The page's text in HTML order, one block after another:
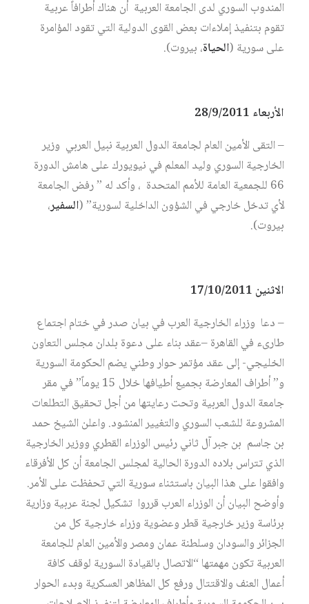
المندوب السوري لدى الجامعة العربية أن هناك أطرافاً عربية
تقوم بتنفيذ إملاءات بعض القوى الدولية التي تقود المؤامرة
على سورية (الحياة، بيروت).
الأربعاء 28/9/2011
– التقى الأمين العام لجامعة الدول العربية نبيل العربي وزير
الخارجية السوري وليد المعلم في نيويورك على هامش الدورة
66 للجمعية العامة للأمم المتحدة ، وأكد له ” رفض الجامعة
لأي تدخل خارجي في الشؤون الداخلية لسورية” (السفير،
بيروت).
الاثنين 17/10/2011
– دعا وزراء الخارجية العرب في بيان صدر في ختام اجتماع
طارىء في القاهرة –عقد بناء على دعوة بلدان مجلس التعاون
الخليجي- إلى عقد مؤتمر حوار وطني يضم الحكومة السورية
و” أطراف المعارضة بجميع أطيافها خلال 15 يوماً” في مقر
جامعة الدول العربية وتحت رعايتها من أجل تحقيق التطلعات
المشروعة للشعب السوري والتغيير المنشود. واعلن الشيخ حمد
بن جاسم بن جبر آل ثاني رئيس الوزراء القطري ووزير الخارجية
الذي تتراس بلاده الدورة الحالية لمجلس الجامعة أن كل الأفرقاء
وافقوا على هذا البيان باستثناء سورية التي تحفظت على الأمر.
وأوضح البيان أن الوزراء العرب قرروا تشكيل لجنة عربية وزارية
برئاسة وزير خارجية قطر وعضوية وزراء خارجية كل من
الجزائر والسودان وسلطنة عمان ومصر والأمين العام للجامعة
العربية تكون مهمتها “الاتصال بالقيادة السورية لوقف كافة
أعمال العنف والاقتتال ورفع كل المظاهر العسكرية وبدء الحوار